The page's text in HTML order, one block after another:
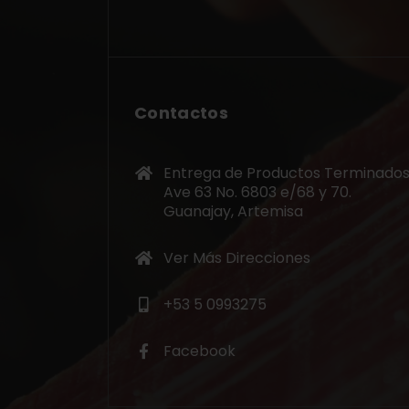
Contactos
Entrega de Productos
Ave 63 No. 6803 e/68 y 70.
Guanajay, Artemisa
Ver Más Direcciones
+53 5 0993275
Facebook